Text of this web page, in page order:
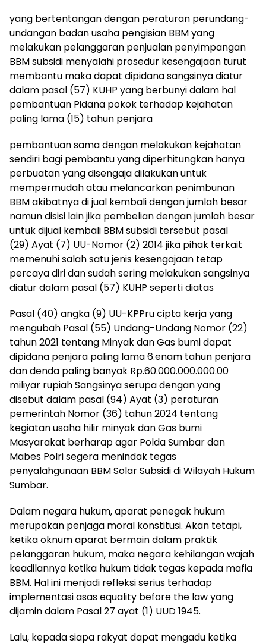
yang bertentangan dengan peraturan perundang-
undangan badan usaha pengisian BBM yang
melakukan pelanggaran penjualan penyimpangan
BBM subsidi menyalahi prosedur kesengajaan turut
membantu maka dapat dipidana sangsinya diatur
dalam pasal (57) KUHP yang berbunyi dalam hal
pembantuan Pidana pokok terhadap kejahatan
paling lama (15) tahun penjara
pembantuan sama dengan melakukan kejahatan
sendiri bagi pembantu yang diperhitungkan hanya
perbuatan yang disengaja dilakukan untuk
mempermudah atau melancarkan penimbunan
BBM akibatnya di jual kembali dengan jumlah besar
namun disisi lain jika pembelian dengan jumlah besar
untuk dijual kembali BBM subsidi tersebut pasal
(29) Ayat (7) UU-Nomor (2) 2014 jika pihak terkait
memenuhi salah satu jenis kesengajaan tetap
percaya diri dan sudah sering melakukan sangsinya
diatur dalam pasal (57) KUHP seperti diatas
Pasal (40) angka (9) UU-KPPru cipta kerja yang
mengubah Pasal (55) Undang-Undang Nomor (22)
tahun 2021 tentang Minyak dan Gas bumi dapat
dipidana penjara paling lama 6.enam tahun penjara
dan denda paling banyak Rp.60.000.000.000.00
miliyar rupiah Sangsinya serupa dengan yang
disebut dalam pasal (94) Ayat (3) peraturan
pemerintah Nomor (36) tahun 2024 tentang
kegiatan usaha hilir minyak dan Gas bumi
Masyarakat berharap agar Polda Sumbar dan
Mabes Polri segera menindak tegas
penyalahgunaan BBM Solar Subsidi di Wilayah Hukum
Sumbar.
Dalam negara hukum, aparat penegak hukum
merupakan penjaga moral konstitusi. Akan tetapi,
ketika oknum aparat bermain dalam praktik
pelanggaran hukum, maka negara kehilangan wajah
keadilannya ketika hukum tidak tegas kepada mafia
BBM. Hal ini menjadi refleksi serius terhadap
implementasi asas equality before the law yang
dijamin dalam Pasal 27 ayat (1) UUD 1945.
Lalu, kepada siapa rakyat dapat mengadu ketika